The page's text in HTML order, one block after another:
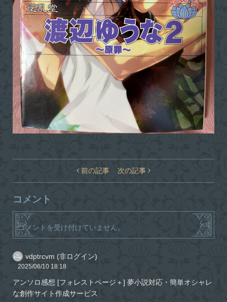
前の記事 次の記事
コメント
コメントを受け付けていません。
vdptrcvm (非ログイン)
2025/06/10 18:18
アンソロ感想 [フォレストページ＋] 夢小説対応・簡単オシャレ
な創作サイト作成サービス